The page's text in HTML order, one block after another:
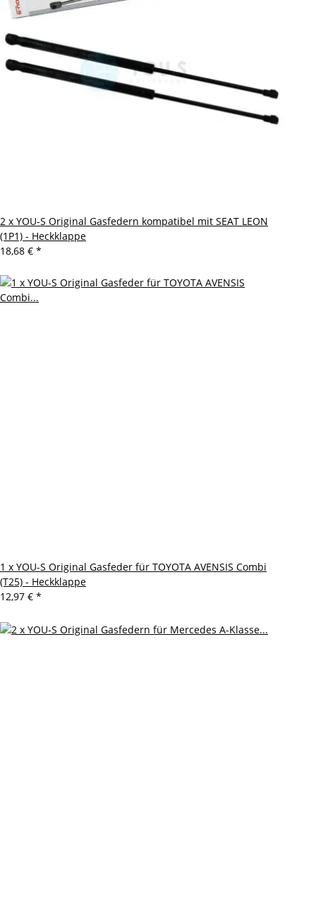
2 x YOU-S Original Gasfedern kompatibel mit SEAT LEON
(1P1) - Heckklappe
18,68 € *
1 x YOU-S Original Gasfeder für TOYOTA AVENSIS Combi
(T25) - Heckklappe
12,97 € *